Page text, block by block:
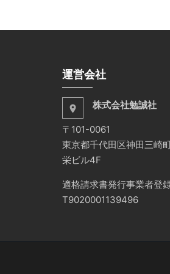
運営会社
place 株式会社勉誠社
〒101-0061
東京都千代田区神田三崎
栄ビル4F
適格請求書発行事業者登
T9020001139496